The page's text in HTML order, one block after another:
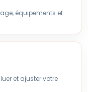
équipements et
et ajuster votre